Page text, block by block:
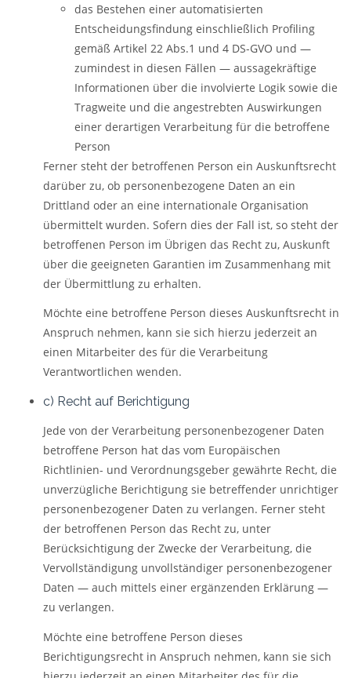
das Bestehen einer automatisierten
Entscheidungsfindung einschließlich Profiling
gemäß Artikel 22 Abs.1 und 4 DS-GVO und —
zumindest in diesen Fällen — aussagekräftige
Informationen über die involvierte Logik sowie die
Tragweite und die angestrebten Auswirkungen
einer derartigen Verarbeitung für die betroffene
Person
Ferner steht der betroffenen Person ein Auskunftsrecht
darüber zu, ob personenbezogene Daten an ein
Drittland oder an eine internationale Organisation
übermittelt wurden. Sofern dies der Fall ist, so steht der
betroffenen Person im Übrigen das Recht zu, Auskunft
über die geeigneten Garantien im Zusammenhang mit
der Übermittlung zu erhalten.
Möchte eine betroffene Person dieses Auskunftsrecht in
Anspruch nehmen, kann sie sich hierzu jederzeit an
einen Mitarbeiter des für die Verarbeitung
Verantwortlichen wenden.
c) Recht auf Berichtigung
Jede von der Verarbeitung personenbezogener Daten
betroffene Person hat das vom Europäischen
Richtlinien- und Verordnungsgeber gewährte Recht, die
unverzügliche Berichtigung sie betreffender unrichtiger
personenbezogener Daten zu verlangen. Ferner steht
der betroffenen Person das Recht zu, unter
Berücksichtigung der Zwecke der Verarbeitung, die
Vervollständigung unvollständiger personenbezogener
Daten — auch mittels einer ergänzenden Erklärung —
zu verlangen.
Möchte eine betroffene Person dieses
Berichtigungsrecht in Anspruch nehmen, kann sie sich